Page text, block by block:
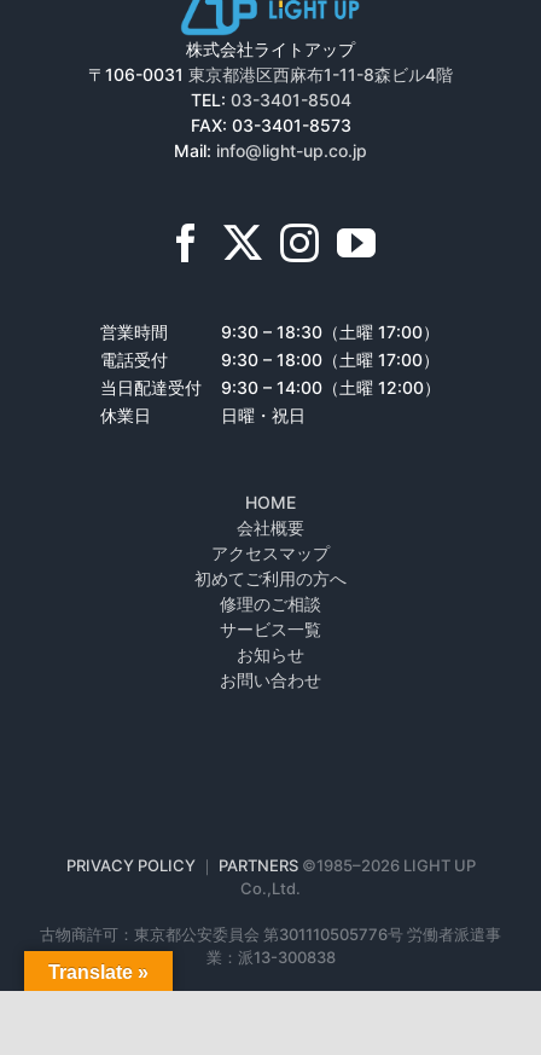
株式会社ライトアップ
〒106-0031 東京都港区西麻布1-11-8森ビル4階
TEL: 03-3401-8504
FAX: 03-3401-8573
Mail: info@light-up.co.jp
営業時間
9:30 – 18:30（土曜 17:00）
電話受付
9:30 – 18:00（土曜 17:00）
当日配達受付
9:30 – 14:00（土曜 12:00）
休業日
日曜・祝日
HOME
会社概要
アクセスマップ
初めてご利用の方へ
修理のご相談
サービス一覧
お知らせ
お問い合わせ
PRIVACY POLICY｜ PARTNERS ©1985–2026 LIGHT UP
Co.,Ltd.
古物商許可：東京都公安委員会 第301110505776号 労働者派遣事
業：派13-300838
Translate »